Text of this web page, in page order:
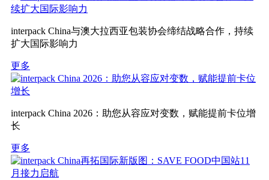
interpack China与澳大拉西亚包装协会缔结战略合作，持续
扩大国际影响力
更多
interpack China 2026：助您从容应对变数，赋能提前卡位增
长
更多